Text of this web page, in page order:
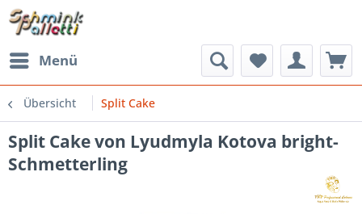
Menü
Übersicht Split Cake
Split Cake von Lyudmyla Kotova bright-
Schmetterling